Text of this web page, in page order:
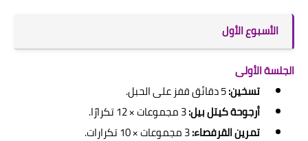
الأسبوع الأول
الجلسة الأولى
تسخين:
أرجوحة كيتل بيل:
تمرين القرفصاء: